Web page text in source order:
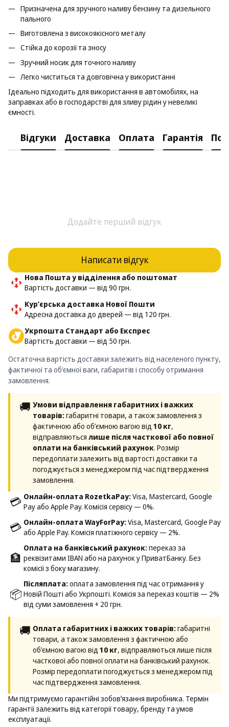
Призначена для зручного наливу бензину та дизельного
пального
Виготовлена з високоякісного металу
Стійка до корозії та зносу
Зручний носик для точного наливу
Легко чиститься та довговічна у використанні
Ідеально підходить для використання в автомобілях, на
заправках або в господарстві для зливу рідин у невеликі
ємності.
Відгуки Доставка Оплата Гарантія
Додайте перший відгук
Написати відгук
Нова Пошта у відділення або поштомат
Вартість доставки — від 90 грн.
Кур’єрська доставка Нової Пошти
Адресна доставка до дверей — від 120 грн.
Укрпошта Стандарт або Експрес
Вартість доставки — від 50 грн.
Остаточна вартість доставки залежить від населеного пункту,
фактичної та об’ємної ваги, габаритів і способу отримання
замовлення.
🚚 Умови відправлення габаритних і важких
товарів:габаритні товари, а також замовлення з
фактичною або об’ємною вагою від 10 кг,
відправляються лише після часткової або повної
оплати на банківський рахунок. Розмір
передоплати залежить від вартості доставки та
погоджується з менеджером під час підтвердження
замовлення.
💳 Онлайн-оплата RozetkaPay:Visa, Mastercard, Google
Pay або Apple Pay. Комісія сервісу — 0%.
💳 Онлайн-оплата WayForPay:Visa, Mastercard, Google Pay
або Apple Pay. Комісія платіжного сервісу — 2%.
🏦
Оплата на банківський рахунок:переказ за
реквізитами IBAN або на рахунок у ПриватБанку. Без
комісії з боку магазину.
📦
Післяплата:оплата замовлення під час отримання у
Новій Пошті або Укрпошті. Комісія за переказ коштів — 2%
від суми замовлення + 20 грн.
🚚 Оплата габаритних і важких товарів:габаритні
товари, а також замовлення з фактичною або
об’ємною вагою від 10 кг, відправляються лише після
часткової або повної оплати на банківський рахунок.
Розмір передоплати погоджується з менеджером під
час підтвердження замовлення.
Ми підтримуємо гарантійні зобовʼязання виробника. Термін
гарантії залежить від категорії товару, бренду та умов
експлуатації.